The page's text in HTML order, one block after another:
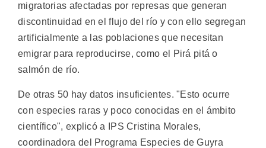
migratorias afectadas por represas que generan
discontinuidad en el flujo del río y con ello segregan
artificialmente a las poblaciones que necesitan
emigrar para reproducirse, como el Pirá pitá o
salmón de río.
De otras 50 hay datos insuficientes. "Esto ocurre
con especies raras y poco conocidas en el ámbito
científico", explicó a IPS Cristina Morales,
coordinadora del Programa Especies de Guyra